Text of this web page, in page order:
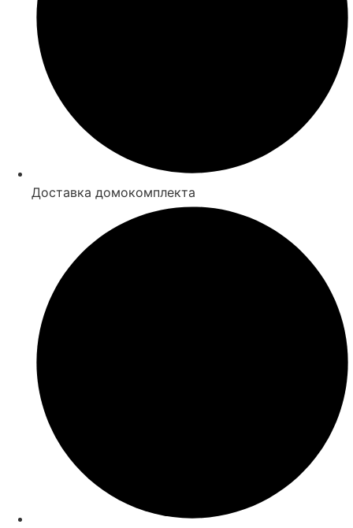
Доставка домокомплекта